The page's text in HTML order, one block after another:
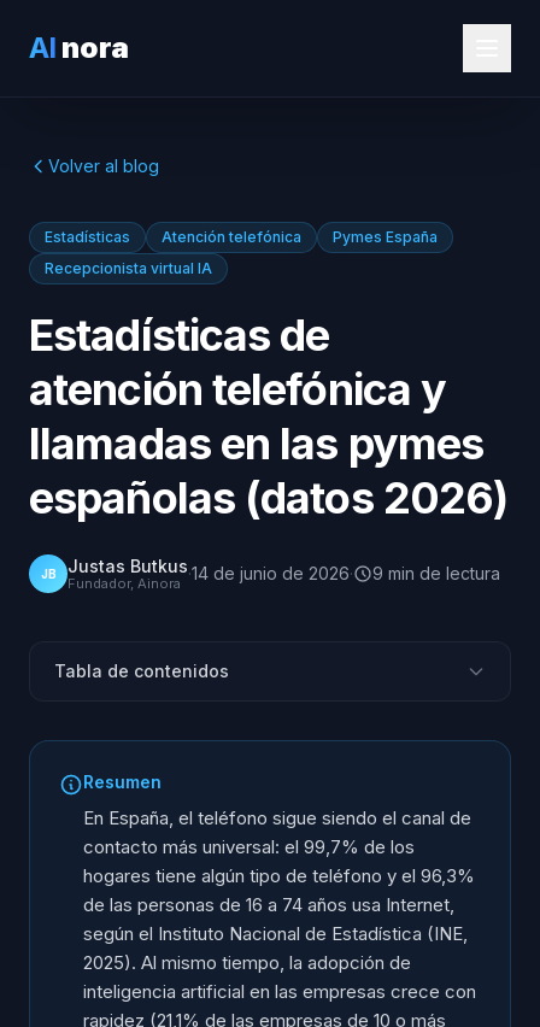
AI nora
Volver al blog
Estadísticas Atención telefónica
Pymes España
Recepcionista virtual IA
Estadísticas de
atención telefónica y
llamadas en las pymes
españolas (datos 2026)
JB Justas Butkus
Fundador, Ainora ·14 de junio de 2026· 9 min de lectura
Tabla de contenidos
Cobertura del teléfono y de Internet en España
Adopción de IA y digitalización en las empresas
Llamadas perdidas y tiempos de respuesta: lo que
sabemos y lo que no
Qué significa para su línea telefónica
Fuentes y metodología
Preguntas frecuentes
Resumen
En España, el teléfono sigue siendo el canal de
contacto más universal: el 99,7% de los
hogares tiene algún tipo de teléfono y el 96,3%
de las personas de 16 a 74 años usa Internet,
según el Instituto Nacional de Estadística (INE,
2025). Al mismo tiempo, la adopción de
inteligencia artificial en las empresas crece con
rapidez (21,1% de las empresas de 10 o más